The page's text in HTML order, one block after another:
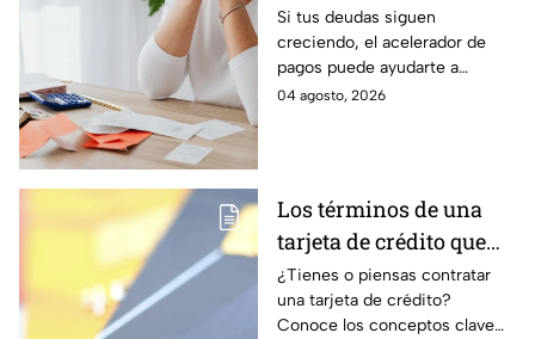
tus deudas más rápido
y recuperar el control
de tus finanzas
Si tus deudas siguen
creciendo, el acelerador de
pagos puede ayudarte a
ordenar tus finanzas, priorizar
04 agosto, 2026
Los términos de una
tarjeta de crédito que
debes entender para
evitar deudas
¿Tienes o piensas contratar
una tarjeta de crédito?
Conoce los conceptos clave